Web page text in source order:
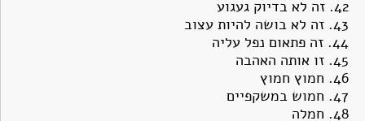
42. זה לא בדיוק געגוע
43. זה לא בושה להיות עצוב
44. זה פתאום נפל עליה
45. זו אותה האהבה
46. חמוץ חמוץ
47. חמוש במשקפיים
48. חמלה